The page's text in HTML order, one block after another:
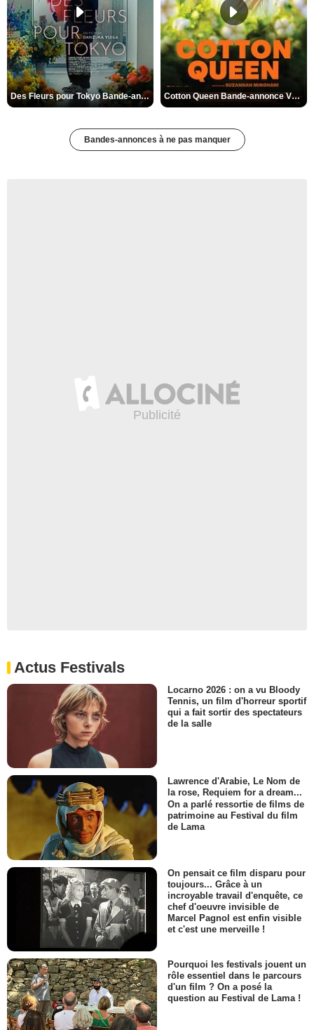
Des Fleurs pour Tokyo Bande-annonce VO STFR Cotton Queen Bande-annonce VO STFR
Bandes-annonces à ne pas manquer
Actus Festivals
Locarno 2026 : on a vu Bloody
Tennis, un film d'horreur sportif
qui a fait sortir des spectateurs
de la salle
Lawrence d'Arabie, Le Nom de
la rose, Requiem for a dream...
On a parlé ressortie de films de
patrimoine au Festival du film
de Lama
On pensait ce film disparu pour
toujours... Grâce à un
incroyable travail d'enquête, ce
chef d'oeuvre invisible de
Marcel Pagnol est enfin visible
et c'est une merveille !
Pourquoi les festivals jouent un
rôle essentiel dans le parcours
d'un film ? On a posé la
question au Festival de Lama !